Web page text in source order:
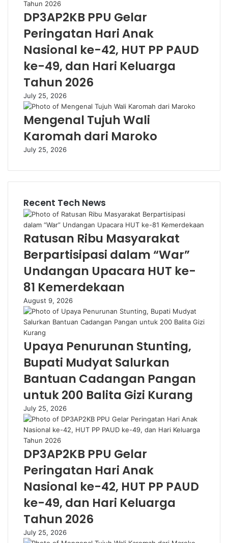
DP3AP2KB PPU Gelar
Peringatan Hari Anak
Nasional ke-42, HUT PP PAUD
ke-49, dan Hari Keluarga
Tahun 2026
July 25, 2026
Mengenal Tujuh Wali
Karomah dari Maroko
July 25, 2026
Recent Tech News
Ratusan Ribu Masyarakat
Berpartisipasi dalam “War”
Undangan Upacara HUT ke-
81 Kemerdekaan
August 9, 2026
Upaya Penurunan Stunting,
Bupati Mudyat Salurkan
Bantuan Cadangan Pangan
untuk 200 Balita Gizi Kurang
July 25, 2026
DP3AP2KB PPU Gelar
Peringatan Hari Anak
Nasional ke-42, HUT PP PAUD
ke-49, dan Hari Keluarga
Tahun 2026
July 25, 2026